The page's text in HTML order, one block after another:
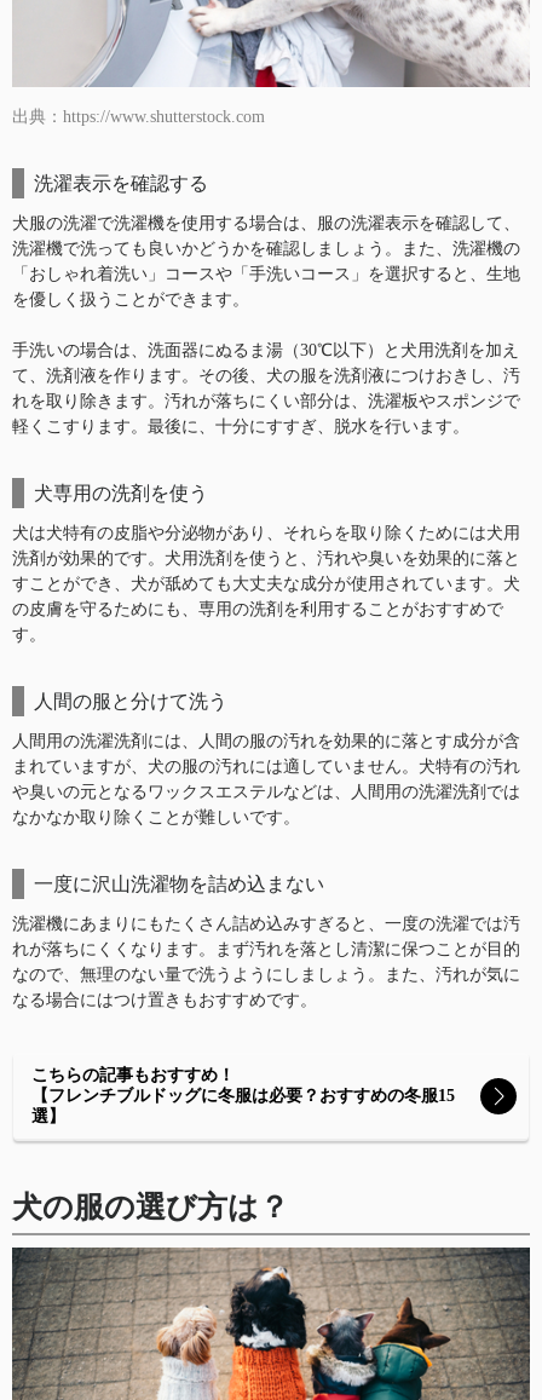
出典：https://www.shutterstock.com
洗濯表示を確認する
犬服の洗濯で洗濯機を使用する場合は、服の洗濯表示を確認して、
洗濯機で洗っても良いかどうかを確認しましょう。また、洗濯機の
「おしゃれ着洗い」コースや「手洗いコース」を選択すると、生地
を優しく扱うことができます。
手洗いの場合は、洗面器にぬるま湯（30℃以下）と犬用洗剤を加え
て、洗剤液を作ります。その後、犬の服を洗剤液につけおきし、汚
れを取り除きます。汚れが落ちにくい部分は、洗濯板やスポンジで
軽くこすります。最後に、十分にすすぎ、脱水を行います。
犬専用の洗剤を使う
犬は犬特有の皮脂や分泌物があり、それらを取り除くためには犬用
洗剤が効果的です。犬用洗剤を使うと、汚れや臭いを効果的に落と
すことができ、犬が舐めても大丈夫な成分が使用されています。犬
の皮膚を守るためにも、専用の洗剤を利用することがおすすめで
す。
人間の服と分けて洗う
人間用の洗濯洗剤には、人間の服の汚れを効果的に落とす成分が含
まれていますが、犬の服の汚れには適していません。犬特有の汚れ
や臭いの元となるワックスエステルなどは、人間用の洗濯洗剤では
なかなか取り除くことが難しいです。
一度に沢山洗濯物を詰め込まない
洗濯機にあまりにもたくさん詰め込みすぎると、一度の洗濯では汚
れが落ちにくくなります。まず汚れを落とし清潔に保つことが目的
なので、無理のない量で洗うようにしましょう。また、汚れが気に
なる場合にはつけ置きもおすすめです。
こちらの記事もおすすめ！
【フレンチブルドッグに冬服は必要？おすすめの冬服15
選】
犬の服の選び方は？